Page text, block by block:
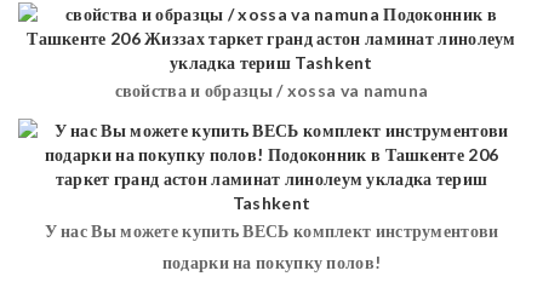
свойства и образцы / xossa va namuna
У нас Вы можете купить ВЕСЬ комплект инструментови
подарки на покупку полов!